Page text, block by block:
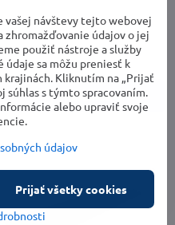
Parametre
vašej návštevy tejto webovej
zhromažďovanie údajov o jej
použiť nástroje a služby
sa môžu preniesť k
krajinách. Kliknutím na „Prijať
s týmto spracovaním.
alebo upraviť svoje
údajov
Prijať všetky cookies